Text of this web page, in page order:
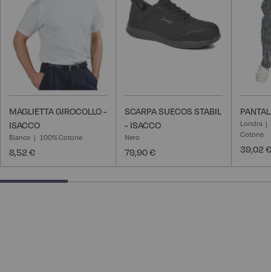
desideri
MAGLIETTA GIROCOLLO -
ISACCO
Bianco 100% Cotone
8,52 €
desideri
SCARPA SUECOS STABIL
- ISACCO
Nero
79,90 €
Londra
Cotone
39,02 €
25% completed